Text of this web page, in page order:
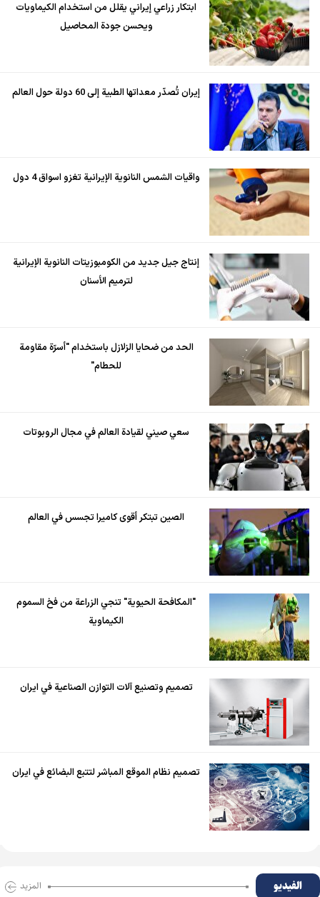
ابتكار زراعي إيراني يقلل من استخدام الكيماويات
ويحسن جودة المحاصيل
إيران تُصدّر معداتها الطبية إلى 60 دولة حول العالم
واقيات الشمس النانوية الإيرانية تغزو اسواق 4 دول
إنتاج جيل جديد من الكومبوزيتات النانوية الإيرانية
لترميم الأسنان
الحد من ضحايا الزلازل باستخدام "أسرّة مقاومة
للحطام"
سعي صيني لقيادة العالم في مجال الروبوتات
الصين تبتكر أقوى كاميرا تجسس في العالم
"المكافحة الحيوية" تنجي الزراعة من فخ السموم
الكيماوية
تصميم وتصنيع آلات التوازن الصناعية في ايران
تصميم نظام الموقع المباشر لتتبع البضائع في ايران
الفیدیو المزید